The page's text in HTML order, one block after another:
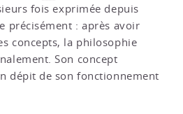
fois exprimée depuis
précisément : après avoir
concepts, la philosophie
Son concept
dépit de son fonctionnement